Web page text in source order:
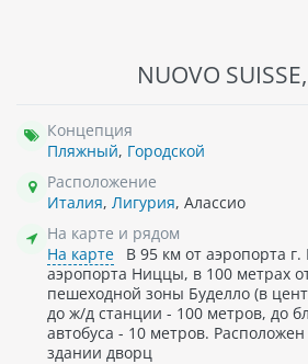
NUOVO
Концепция
Пляжный, Городской
Расположение
Италия, Лигурия, Алассио
На карте и рядом
На карте
В 95 км от аэропорта
аэропорта Ниццы, в 100 метрах
пешеходной зоны Буделло (в
до ж/д станции - 100 метров, до
автобуса - 10 метров.
здании дворц